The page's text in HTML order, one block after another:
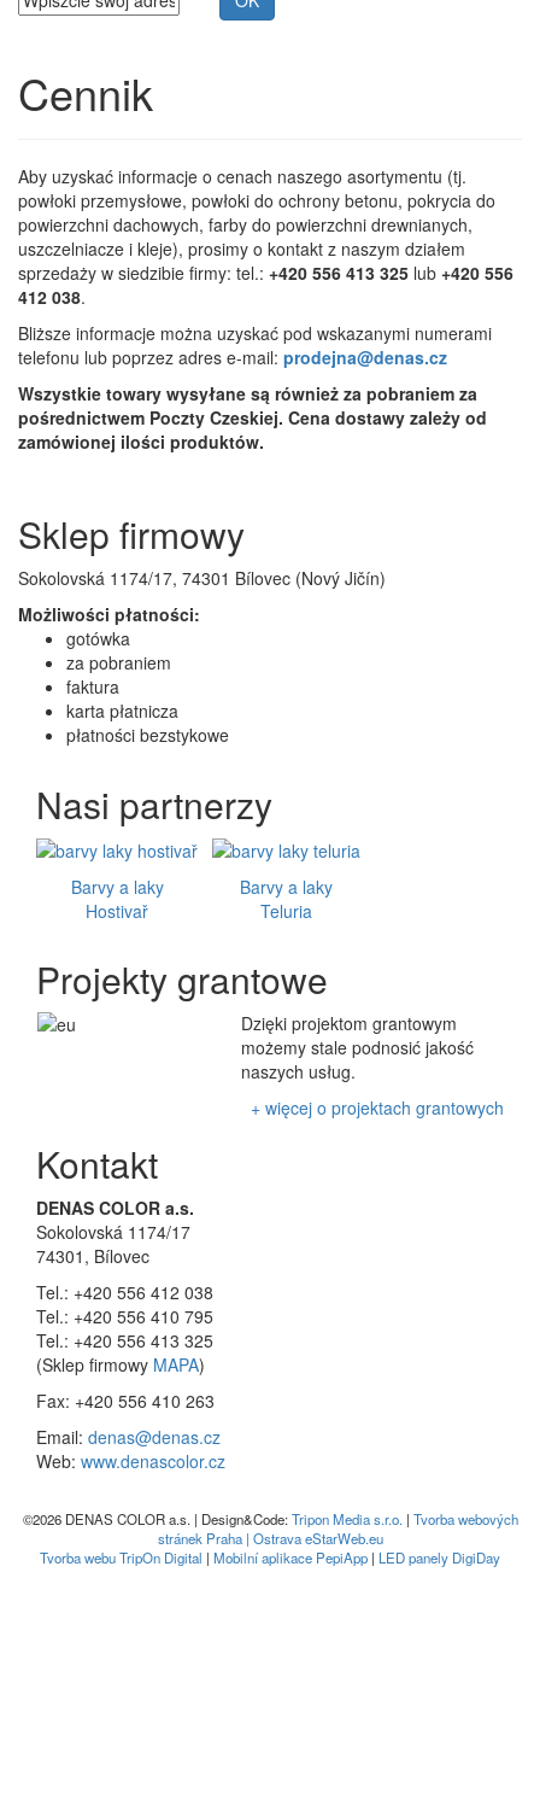
Cennik
Aby uzyskać informacje o cenach naszego asortymentu (tj.
powłoki przemysłowe, powłoki do ochrony betonu, pokrycia do
powierzchni dachowych, farby do powierzchni drewnianych,
uszczelniacze i kleje), prosimy o kontakt z naszym działem
sprzedaży w siedzibie firmy: tel.: +420 556 413 325 lub +420 556
412 038.
Bliższe informacje można uzyskać pod wskazanymi numerami
telefonu lub poprzez adres e-mail: prodejna@denas.cz
Wszystkie towary wysyłane są również za pobraniem za
pośrednictwem Poczty Czeskiej. Cena dostawy zależy od
zamówionej ilości produktów.
Sklep firmowy
Sokolovská 1174/17, 74301 Bílovec (Nový Jičín)
Możliwości płatności:
gotówka
za pobraniem
faktura
karta płatnicza
płatności bezstykowe
Nasi partnerzy
Barvy a laky
Hostivař
Barvy a laky
Teluria
Projekty grantowe
Dzięki projektom grantowym
możemy stale podnosić jakość
naszych usług.
+ więcej o projektach grantowych
Kontakt
DENAS COLOR a.s.
Sokolovská 1174/17
74301, Bílovec
Tel.: +420 556 412 038
Tel.: +420 556 410 795
Tel.: +420 556 413 325
(Sklep firmowy MAPA)
Fax: +420 556 410 263
Email: denas@denas.cz
Web: www.denascolor.cz
©2026 DENAS COLOR a.s. | Design&Code:Tripon Media s.r.o. | Tvorba webových
stránek Praha | Ostrava eStarWeb.eu
Tvorba webu TripOn Digital | Mobilní aplikace PepiApp | LED panely DigiDay